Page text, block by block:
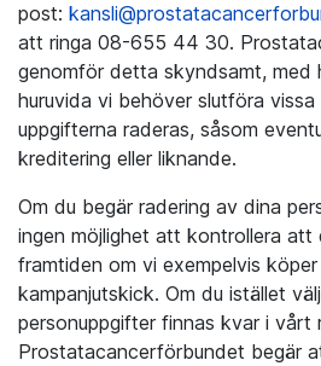
post:
att ringa 08-655 44 30.
genomför detta skyndsamt, med
huruvida vi behöver slutföra vissa
uppgifterna raderas, såsom
kreditering eller liknande.
Om du begär radering av dina
ingen möjlighet att kontrollera
framtiden om vi exempelvis
kampanjutskick. Om du istället
personuppgifter finnas kvar i vårt
Prostatacancerförbundet begär